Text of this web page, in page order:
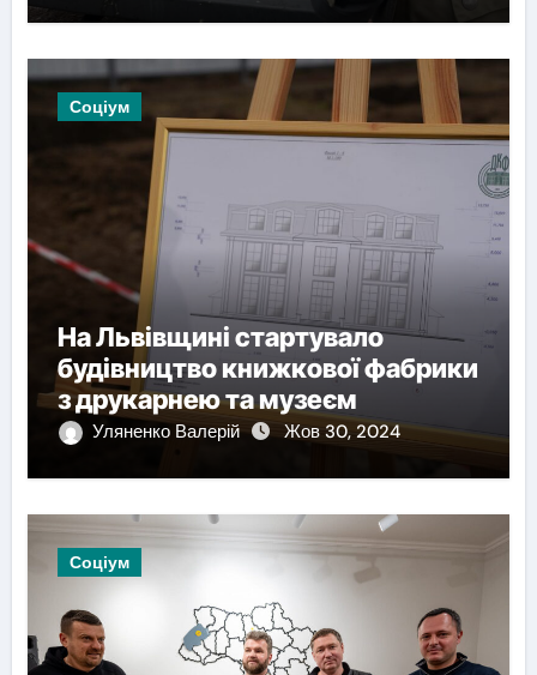
Соціум
На Львівщині стартувало
будівництво книжкової фабрики
з друкарнею та музеєм
Уляненко Валерій Жов 30, 2024
Соціум